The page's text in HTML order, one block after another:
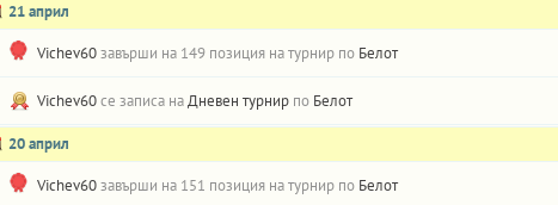
21 април
Vichev60завърши на 149 позиция на турнир по Белот
Vichev60се записа наДневен турнир по Белот
20 април
Vichev60завърши на 151 позиция на турнир по Белот